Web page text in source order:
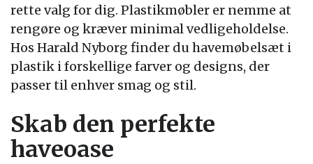
rette valg for dig. Plastikmøbler er nemme at
rengøre og kræver minimal vedligeholdelse.
Hos Harald Nyborg finder du havemøbelsæt i
plastik i forskellige farver og designs, der
passer til enhver smag og stil.
Skab den perfekte
haveoase